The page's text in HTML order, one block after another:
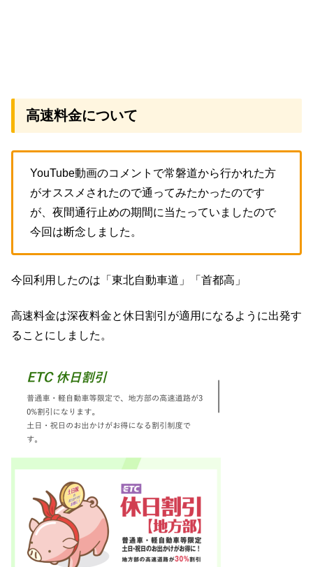
高速料金について
YouTube動画のコメントで常磐道から行かれた方
がオススメされたので通ってみたかったのです
が、夜間通行止めの期間に当たっていましたので
今回は断念しました。
今回利用したのは「東北自動車道」「首都高」
高速料金は深夜料金と休日割引が適用になるように出発す
ることにしました。